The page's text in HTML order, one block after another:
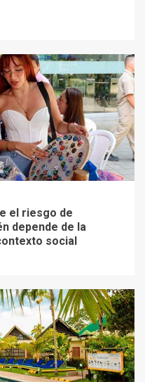
el riesgo de
depende de la
social